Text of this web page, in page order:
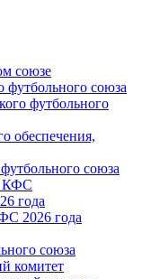
союзе
футбольного союза
футбольного
обеспечения,
союза
КФС
года
2026 года
союза
комитет